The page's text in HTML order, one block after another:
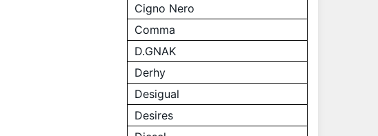
Cigno Nero
Comma
D.GNAK
Derhy
Desigual
Desires